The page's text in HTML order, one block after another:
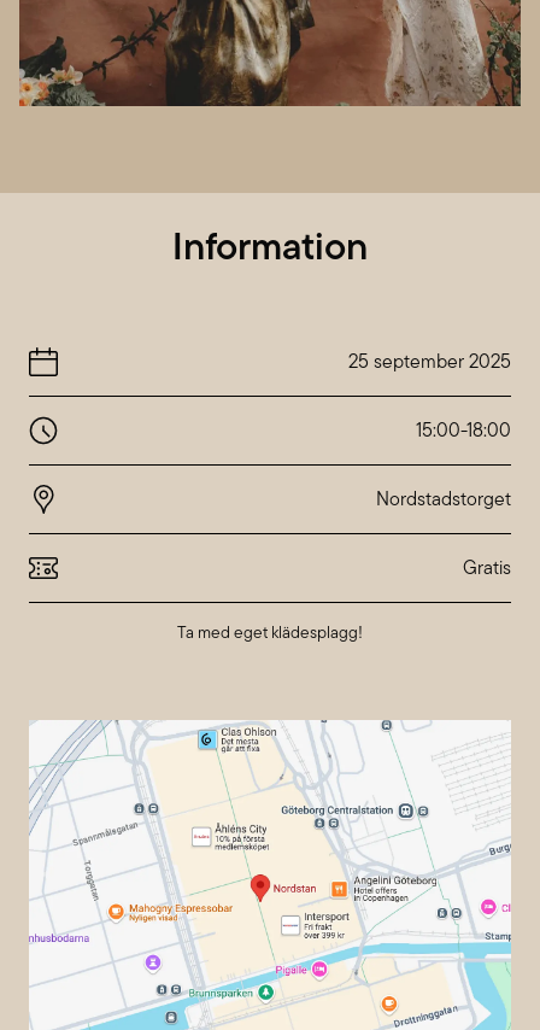
Information
25 september 2025
15:00-18:00
Nordstadstorget
Gratis
Ta med eget klädesplagg!